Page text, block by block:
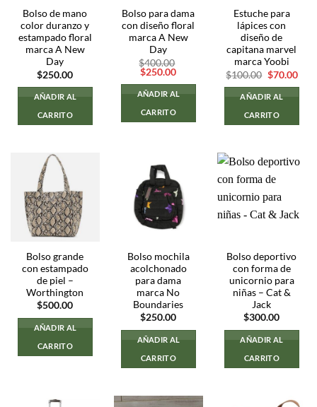
Bolso de mano
color duranzo y
estampado floral
marca A New
Day
$250.00
AÑADIR AL
CARRITO
Bolso para dama
con diseño floral
marca A New
Day
$400.00
El
precio
original
era:
$400.00.
$250.00El
actual
es:
AÑADIR AL
CARRITO
Estuche para
lápices con
diseño de
capitana marvel
marca Yoobi
$100.00 El
precio
original
era:
$100.00.
$70.00El
AÑADIR AL
CARRITO
Bolso grande
con estampado
de piel –
Worthington
$500.00
AÑADIR AL
CARRITO
Bolso mochila
acolchonado
para dama
marca No
Boundaries
$250.00
AÑADIR AL
CARRITO
Bolso deportivo
con forma de
unicornio para
niñas – Cat &
Jack
$300.00
AÑADIR AL
CARRITO